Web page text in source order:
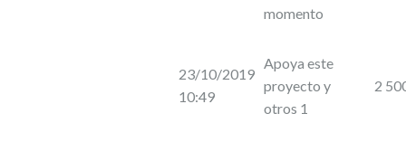
momento
23/10/2019
10:49
Apoya este
proyecto y
otros 1
2